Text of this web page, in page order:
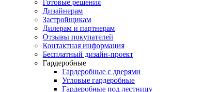
Готовые решения
Дизайнерам
Застройщикам
Дилерам и партнерам
Отзывы покупателей
Контактная информация
Бесплатный дизайн-проект
Гардеробные
Гардеробные с дверями
Угловые гардеробные
Гардеробные под лестницу